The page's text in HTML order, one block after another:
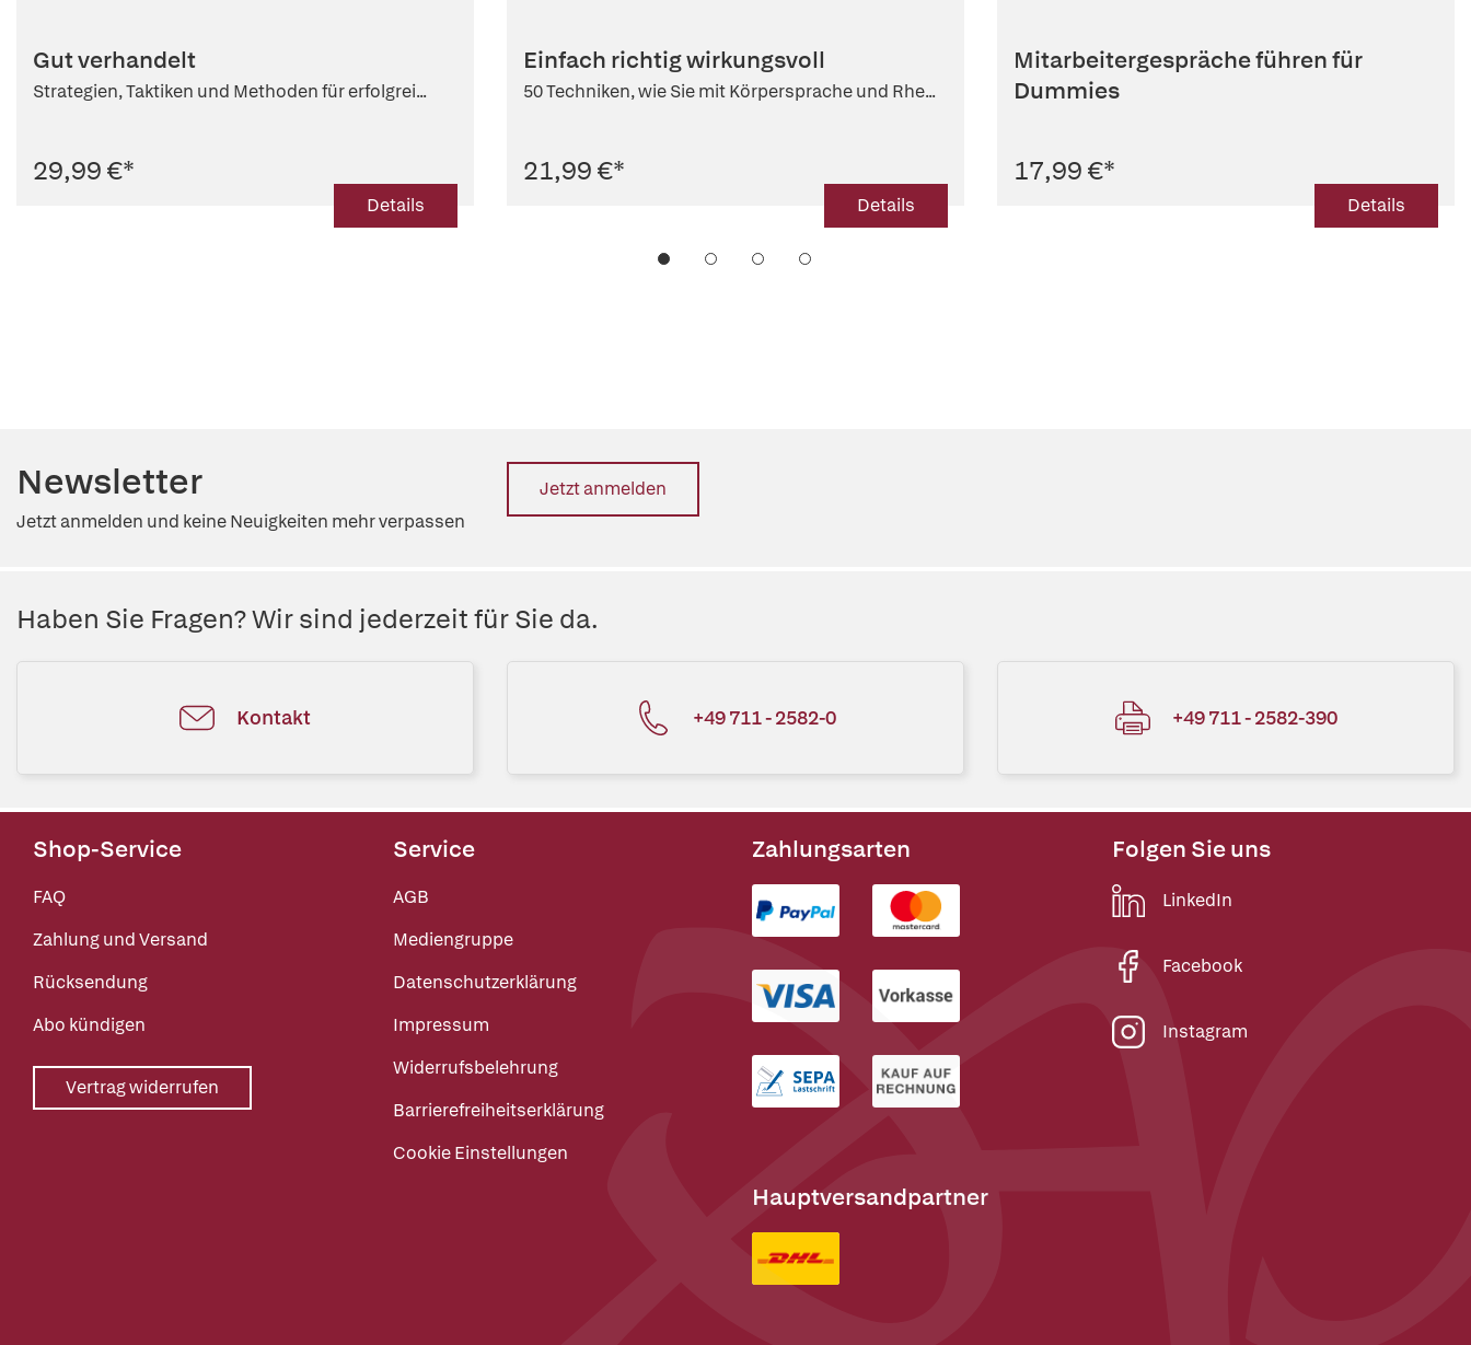
Gut verhandelt
Strategien, Taktiken und Methoden für erfolgrei...
29,99 €*
Details
Einfach richtig wirkungsvoll
50 Techniken, wie Sie mit Körpersprache und Rhe...
21,99 €*
Details
Mitarbeitergespräche führen für
Dummies
17,99 €*
Details
Newsletter
Jetzt anmelden und keine Neuigkeiten mehr verpassen
Jetzt anmelden
Haben Sie Fragen? Wir sind jederzeit für Sie da.
Kontakt +49 711 - 2582-0 +49 711 - 2582-390
Shop-Service
FAQ
Zahlung und Versand
Rücksendung
Abo kündigen
Vertrag widerrufen
Service
AGB
Mediengruppe
Datenschutzerklärung
Impressum
Widerrufsbelehrung
Barrierefreiheitserklärung
Cookie Einstellungen
Zahlungsarten
Hauptversandpartner
Folgen Sie uns
LinkedIn
Facebook
Instagram